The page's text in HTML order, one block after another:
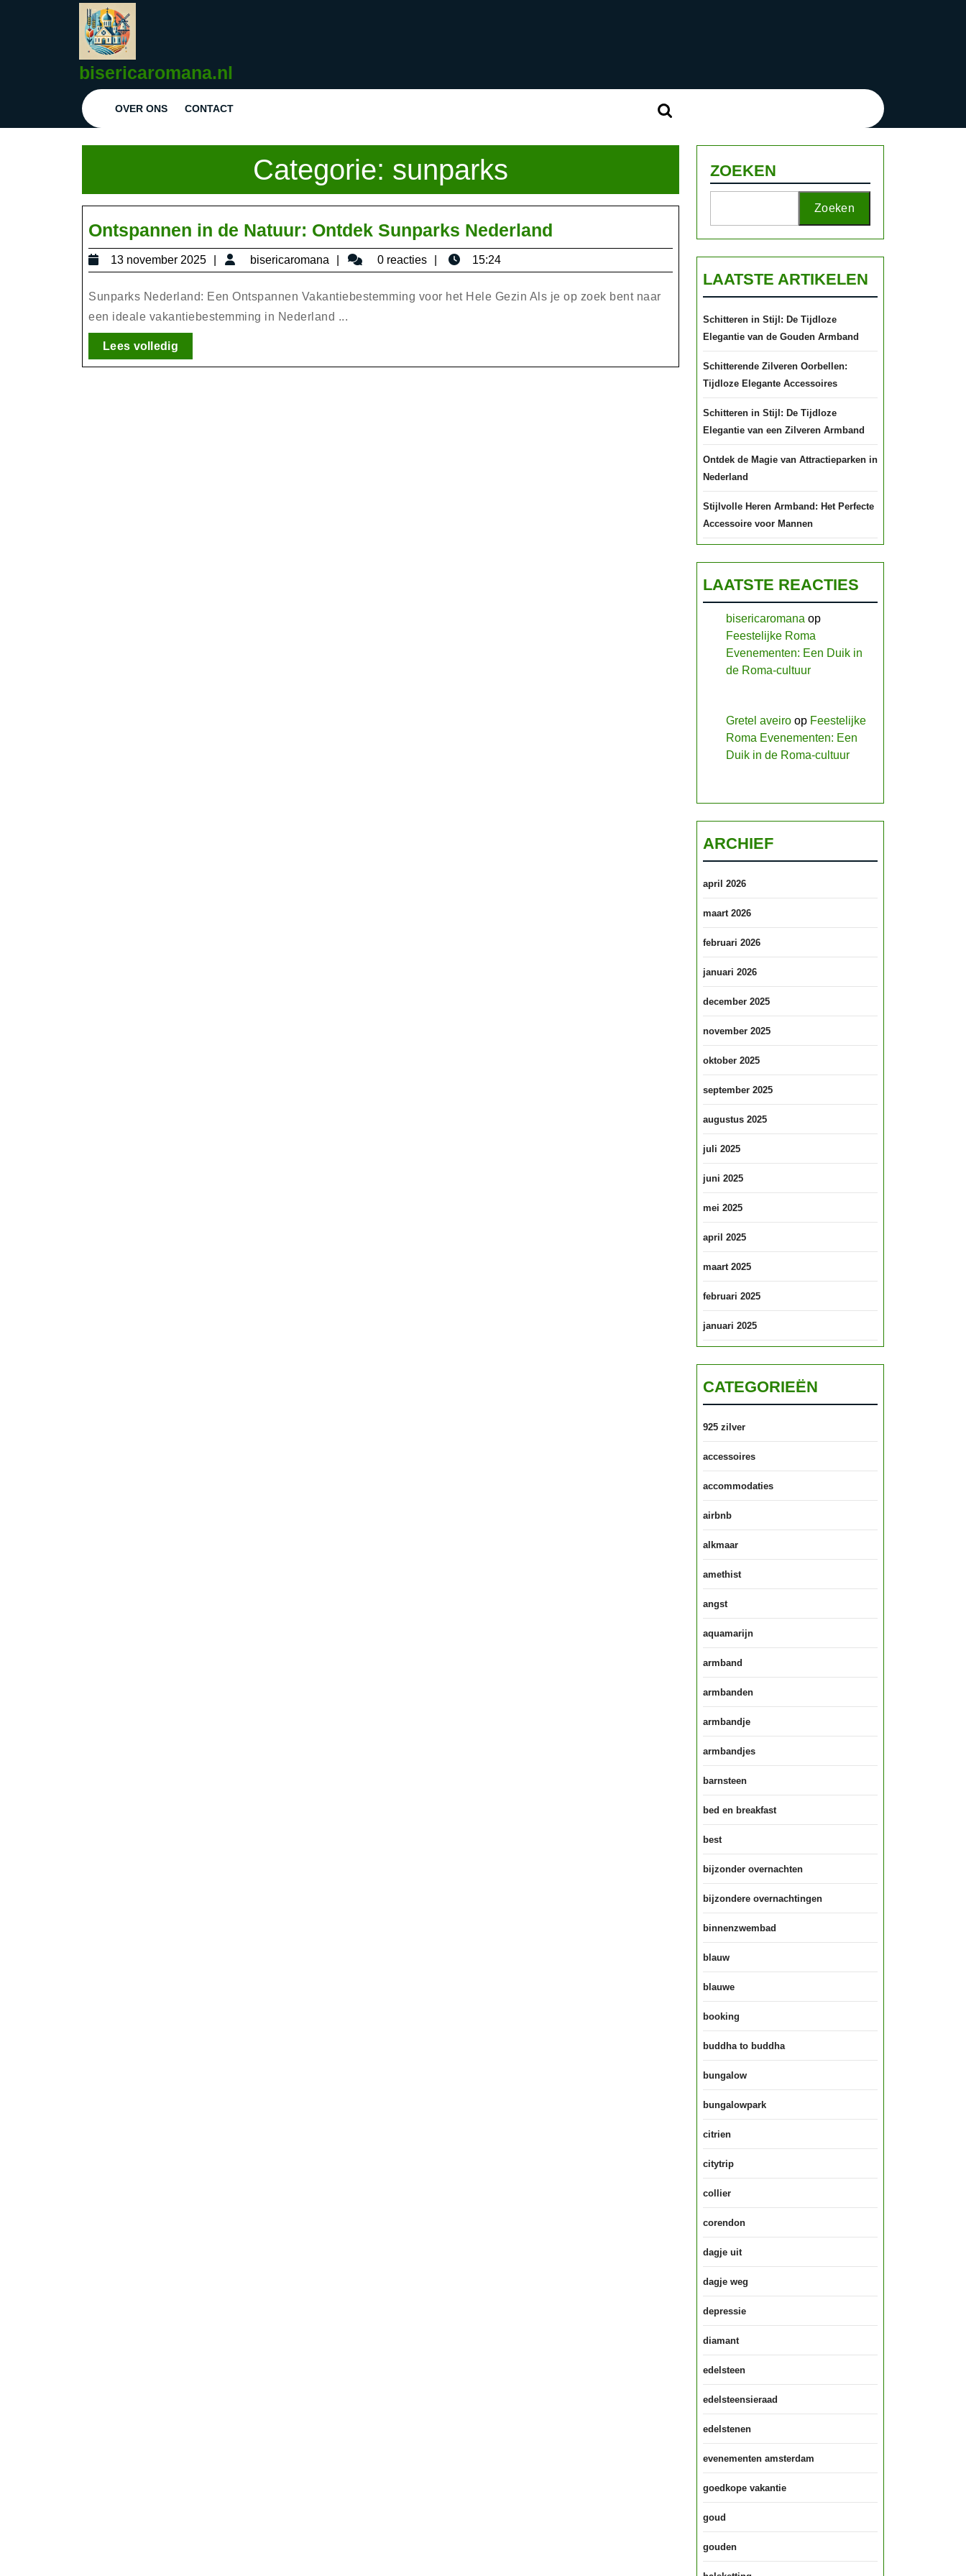
bisericaromana.nl
OVER ONS CONTACT
Zoek
Categorie: sunparks
Ontspannen in de Natuur: Ontdek Sunparks Nederland
in
de
Natuur:
13 november 2025
13
november
2025
bisericaromana bisericaromana
0 reacties 15:24
Sunparks Nederland: Een Ontspannen Vakantiebestemming voor het Hele Gezin Als je op zoek bent naar
een ideale vakantiebestemming in Nederland ...
Lees volledigLees
volledig
ZOEKEN
Zoeken
LAATSTE ARTIKELEN
Schitteren in Stijl: De Tijdloze
Elegantie van de Gouden Armband
Schitterende Zilveren Oorbellen:
Tijdloze Elegante Accessoires
Schitteren in Stijl: De Tijdloze
Elegantie van een Zilveren Armband
Ontdek de Magie van Attractieparken in
Nederland
Stijlvolle Heren Armband: Het Perfecte
Accessoire voor Mannen
LAATSTE REACTIES
bisericaromana op
Feestelijke Roma
Evenementen: Een Duik in
de Roma-cultuur
Gretel aveiro op Feestelijke
Roma Evenementen: Een
Duik in de Roma-cultuur
ARCHIEF
april 2026
maart 2026
februari 2026
januari 2026
december 2025
november 2025
oktober 2025
september 2025
augustus 2025
juli 2025
juni 2025
mei 2025
april 2025
maart 2025
februari 2025
januari 2025
CATEGORIEËN
925 zilver
accessoires
accommodaties
airbnb
alkmaar
amethist
angst
aquamarijn
armband
armbanden
armbandje
armbandjes
barnsteen
bed en breakfast
best
bijzonder overnachten
bijzondere overnachtingen
binnenzwembad
blauw
blauwe
booking
buddha to buddha
bungalow
bungalowpark
citrien
citytrip
collier
corendon
dagje uit
dagje weg
depressie
diamant
edelsteen
edelsteensieraad
edelstenen
evenementen amsterdam
goedkope vakantie
goud
gouden